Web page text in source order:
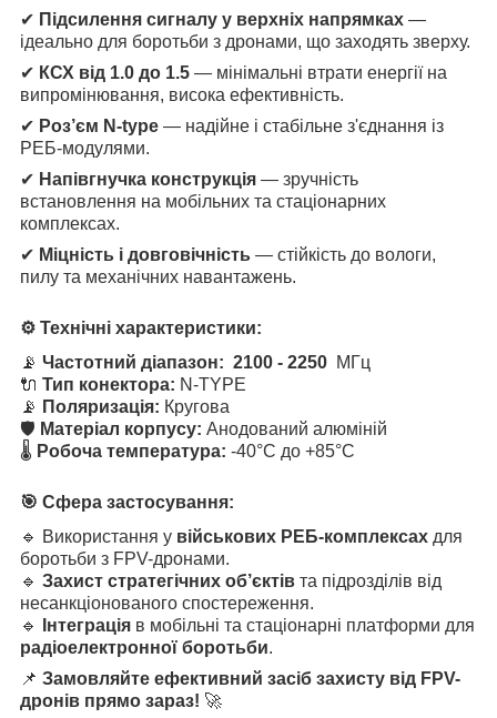
✔ Підсилення сигналу у верхніх напрямках —
ідеально для боротьби з дронами, що заходять зверху.
✔ КСХ від 1.0 до 1.5 — мінімальні втрати енергії на
випромінювання, висока ефективність.
✔ Роз’єм N-type — надійне і стабільне з'єднання із
РЕБ-модулями.
✔ Напівгнучка конструкція — зручність
встановлення на мобільних та стаціонарних
комплексах.
✔ Міцність і довговічність — стійкість до вологи,
пилу та механічних навантажень.
⚙ Технічні характеристики:
📡 Частотний діапазон: 2100 - 2250​​​​​​​ МГц
🔌 Тип конектора: N-TYPE
📡 Поляризація: Кругова
🛡 Матеріал корпусу: Анодований алюміній
🌡 Робоча температура: -40°C до +85°C
🎯 Сфера застосування:
🔹 Використання у військових РЕБ-комплексах для
боротьби з FPV-дронами.
🔹 Захист стратегічних об’єктів та підрозділів від
несанкціонованого спостереження.
🔹
Інтеграція в мобільні та стаціонарні платформи для
радіоелектронної боротьби.
📌 Замовляйте ефективний засіб захисту від FPV-
дронів прямо зараз! 🚀